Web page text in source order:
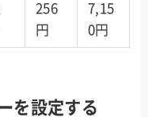
256
円
7,15
0円
を設定する